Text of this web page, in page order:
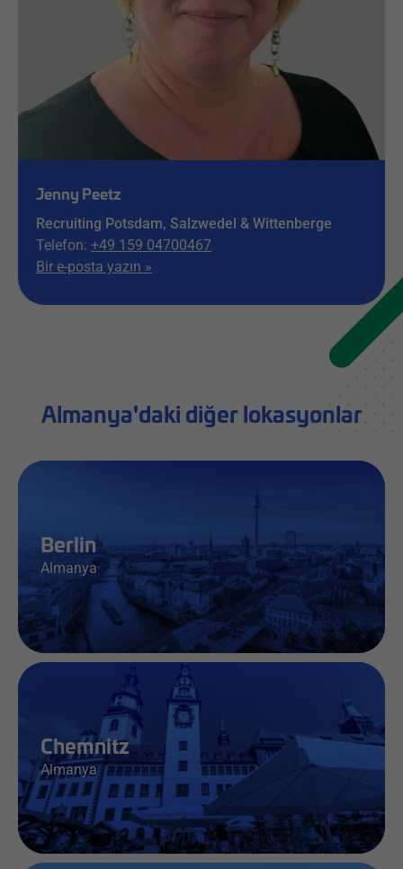
Jenny Peetz
Recruiting Potsdam, Salzwedel & Wittenberge
Telefon: +49 159 04700467
Bir e-posta yazın »
Almanya'daki diğer lokasyonlar
Berlin
Almanya
Chemnitz
Almanya